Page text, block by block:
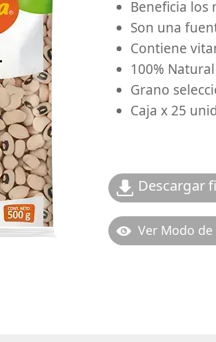
Beneficia los
Son una
Contiene
100%
Grano
Caja x 25
Descargar
Ver Modo de